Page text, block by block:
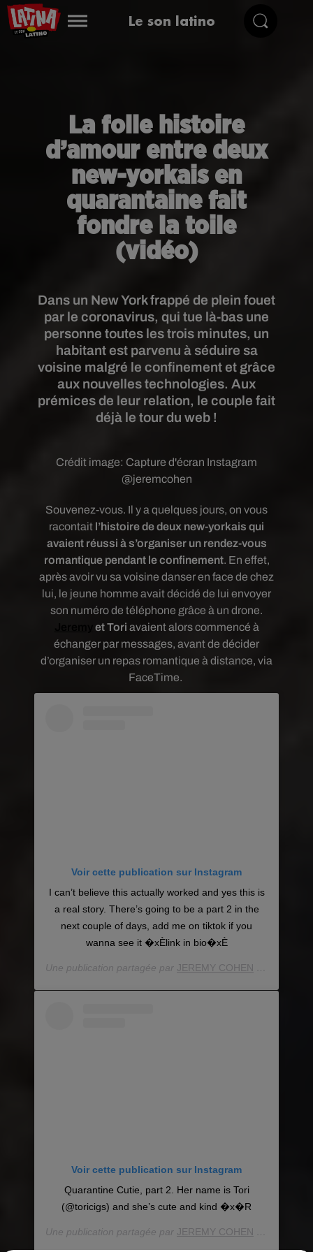
Le son latino
La folle histoire
d’amour entre deux
new-yorkais en
quarantaine fait
fondre la toile
(vidéo)
Dans un New York frappé de plein fouet
par le coronavirus, qui tue là-bas une
personne toutes les trois minutes, un
habitant est parvenu à séduire sa
voisine malgré le confinement et grâce
aux nouvelles technologies. Aux
prémices de leur relation, le couple fait
déjà le tour du web !
Crédit image: Capture d'écran Instagram
@jeremcohen
Souvenez-vous. Il y a quelques jours, on vous
racontait l’histoire de deux new-yorkais qui
avaient réussi à s’organiser un rendez-vous
romantique pendant le confinement. En effet,
après avoir vu sa voisine danser en face de chez
lui, le jeune homme avait décidé de lui envoyer
son numéro de téléphone grâce à un drone.
et Tori avaient alors commencé à
échanger par messages, avant de décider
d’organiser un repas romantique à distance, via
FaceTime.
Voir cette publication sur Instagram
I can’t believe this actually worked and yes this is
a real story. There’s going to be a part 2 in the
next couple of days, add me on tiktok if you
wanna see it �xÈlink in bio�xÈ
Une publication partagée par JEREMY COHEN
Voir cette publication sur Instagram
Quarantine Cutie, part 2. Her name is Tori
(@toricigs) and she’s cute and kind �x�R
Une publication partagée par JEREMY COHEN